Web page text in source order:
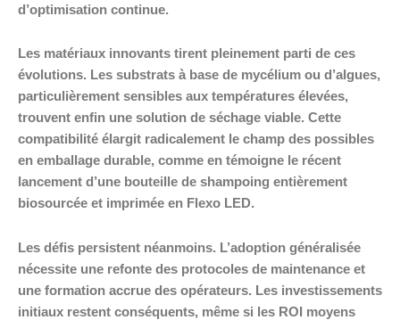
d’optimisation continue.
Les matériaux innovants tirent pleinement parti de ces
évolutions. Les substrats à base de mycélium ou d’algues,
particulièrement sensibles aux températures élevées,
trouvent enfin une solution de séchage viable. Cette
compatibilité élargit radicalement le champ des possibles
en emballage durable, comme en témoigne le récent
lancement d’une bouteille de shampoing entièrement
biosourcée et imprimée en Flexo LED.
Les défis persistent néanmoins. L’adoption généralisée
nécessite une refonte des protocoles de maintenance et
une formation accrue des opérateurs. Les investissements
initiaux restent conséquents, même si les ROI moyens